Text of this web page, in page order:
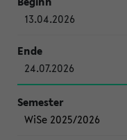
13.04.2026
24.07.2026
WiSe 2025/2026